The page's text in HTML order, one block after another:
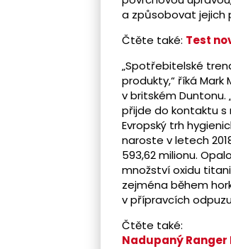
a způsobovat jejich
Čtěte také: Test
„Spotřebitelské
produkty,“ říká
v britském Duntonu.
přijde do kontaktu s
Evropský trh
naroste v letech
593,62 milionu.
množství oxidu
zejména během
v přípravcích
Čtěte také:
Nadupaný